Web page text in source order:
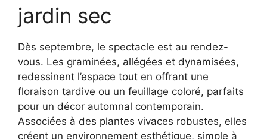
jardin sec
Dès septembre, le spectacle est au rendez-
vous. Les graminées, allégées et dynamisées,
redessinent l’espace tout en offrant une
floraison tardive ou un feuillage coloré, parfaits
pour un décor automnal contemporain.
Associées à des plantes vivaces robustes, elles
créent un environnement esthétique, simple à